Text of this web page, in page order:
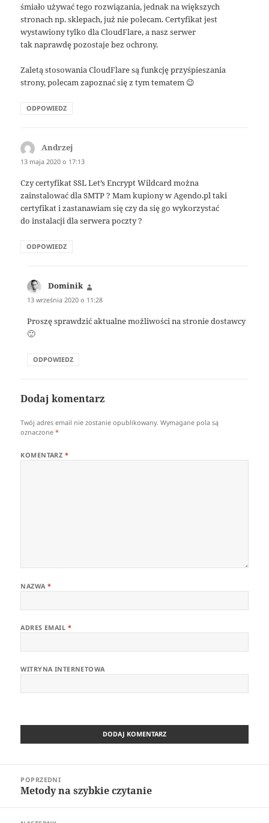
śmiało używać tego rozwiązania, jednak na większych
stronach np. sklepach, już nie polecam. Certyfikat jest
wystawiony tylko dla CloudFlare, a nasz serwer
tak naprawdę pozostaje bez ochrony.
Zaletą stosowania CloudFlare są funkcję przyśpieszania
strony, polecam zapoznać się z tym tematem 😉
ODPOWIEDZ
Andrzej
13 maja 2020 o 17:13
Czy certyfikat SSL Let’s Encrypt Wildcard można
zainstalować dla SMTP ? Mam kupiony w Agendo.pl taki
certyfikat i zastanawiam się czy da się go wykorzystać
do instalacji dla serwera poczty ?
ODPOWIEDZ
Dominik
13 września 2020 o 11:28
Proszę sprawdzić aktualne możliwości na stronie dostawcy
🙂
ODPOWIEDZ
Dodaj komentarz
Twój adres email nie zostanie opublikowany. Wymagane pola są
oznaczone*
KOMENTARZ *
NAZWA*
ADRES EMAIL *
WITRYNA INTERNETOWA
wpisuPOPRZEDNI
Poprzedni
Metody na szybkie czytanie